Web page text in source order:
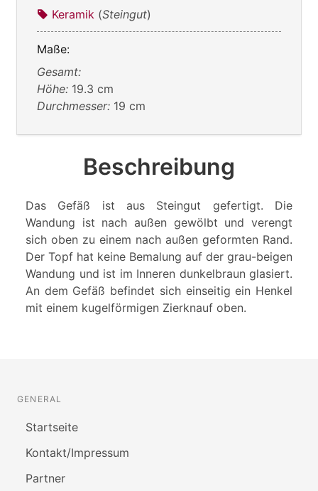
Keramik (Steingut)
Maße:
Gesamt:
Höhe: 19.3 cm
Durchmesser: 19 cm
Beschreibung
Das Gefäß ist aus Steingut gefertigt. Die
Wandung ist nach außen gewölbt und verengt
sich oben zu einem nach außen geformten Rand.
Der Topf hat keine Bemalung auf der grau-beigen
Wandung und ist im Inneren dunkelbraun glasiert.
An dem Gefäß befindet sich einseitig ein Henkel
mit einem kugelförmigen Zierknauf oben.
GENERAL
Startseite
Kontakt/Impressum
Partner